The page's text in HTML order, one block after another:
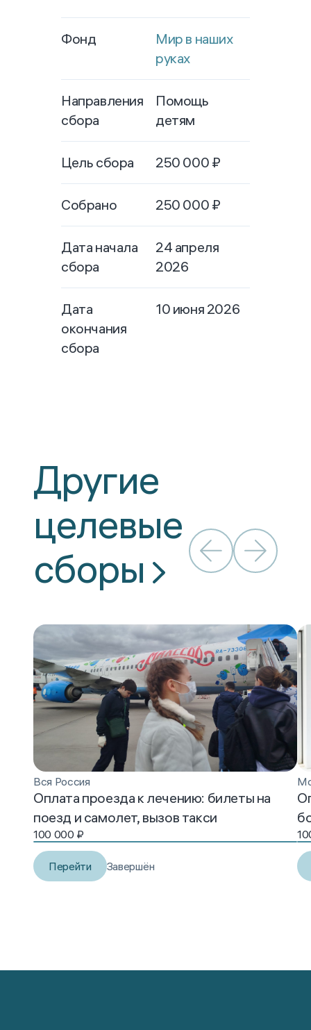
Фонд
Мир в наших
руках
Направления
сбора
Помощь
детям
Цель сбора 250 000 ₽
Собрано 250 000 ₽
Дата начала
сбора
24 апреля
2026
Дата
окончания
сбора
10 июня 2026
Другие
целевые
сборы
Вся Россия
Оплата проезда к лечению: билеты на
поезд и самолет, вызов такси
100 000 ₽
Перейти Завершён